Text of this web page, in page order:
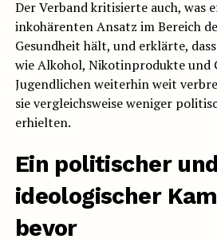
Der Verband kritisierte auch, was
inkohärenten Ansatz im Bereich
Gesundheit hält, und erklärte,
wie Alkohol, Nikotinprodukte und
Jugendlichen weiterhin weit
sie vergleichsweise weniger
erhielten.
Ein politischer und
ideologischer
bevor